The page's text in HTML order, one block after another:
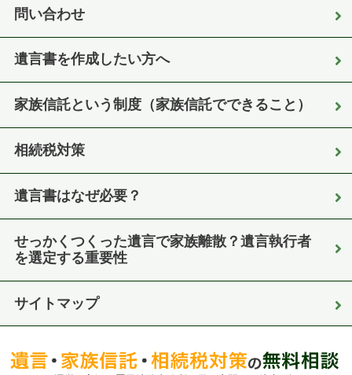
問い合わせ
遺言書を作成したい方へ
家族信託という制度（家族信託でできること）
相続税対策
遺言書はなぜ必要？
せっかくつくった遺言で家族離散？遺言執行者
を選定する重要性
サイトマップ